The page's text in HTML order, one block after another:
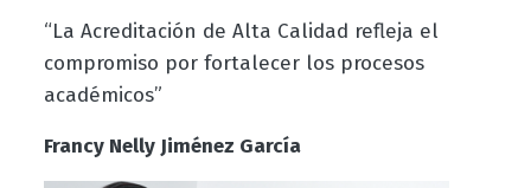
“La Acreditación de Alta Calidad refleja el
compromiso por fortalecer los procesos
académicos”
Francy Nelly Jiménez García